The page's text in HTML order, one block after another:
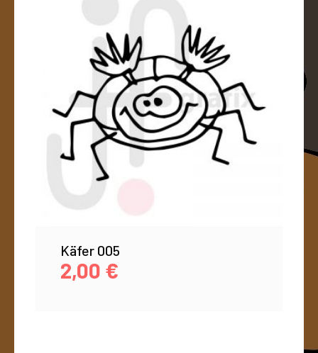
Käfer 005
2,00 €